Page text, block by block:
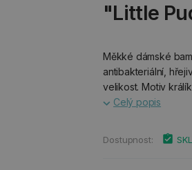
"Little
Měkké dámské
antibakteriální,
velikost. Motiv
Celý popis
Dostupnost: